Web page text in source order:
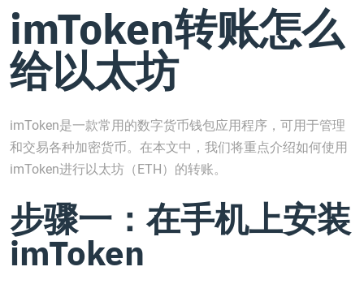
imToken转账怎么
给以太坊
imToken是一款常用的数字货币钱包应用程序，可用于管理
和交易各种加密货币。在本文中，我们将重点介绍如何使用
imToken进行以太坊（ETH）的转账。
步骤一：在手机上安装
imToken